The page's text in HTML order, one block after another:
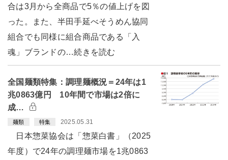
合は3月から全商品で5％の値上げを図
った。また、半田手延べそうめん協同
組合でも同様に組合商品である「入
魂」ブランドの…続きを読む
全国麺類特集：調理麺概況＝24年は1
兆0863億円 10年間で市場は2倍に
成…
麺類 特集 2025.05.31
日本惣菜協会は「惣菜白書」（2025
年度）で24年の調理麺市場を1兆0863